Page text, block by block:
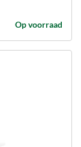
Op voorraad